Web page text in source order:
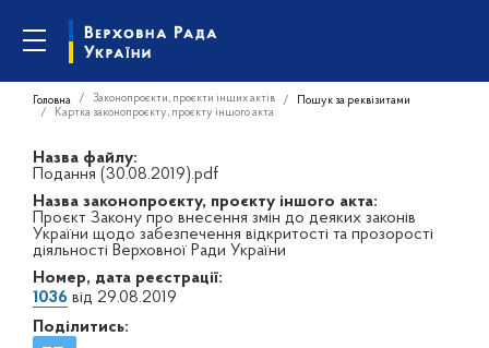
Головна Законопроєкти, проєкти інших актів
Пошук за реквізитами
Картка законопроєкту, проєкту іншого акта
Назва файлу:
Подання (30.08.2019).pdf
Назва законопроєкту, проєкту іншого акта:
Проєкт Закону про внесення змін до деяких законів
України щодо забезпечення відкритості та прозорості
діяльності Верховної Ради України
Номер, дата реєстрації:
1036 від 29.08.2019
Поділитись: